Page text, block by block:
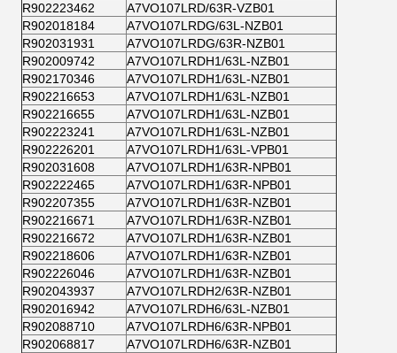
R902223462
A7VO107LRD/63R-VZB01
R902018184
A7VO107LRDG/63L-NZB01
R902031931
A7VO107LRDG/63R-NZB01
R902009742
A7VO107LRDH1/63L-NZB01
R902170346
A7VO107LRDH1/63L-NZB01
R902216653
A7VO107LRDH1/63L-NZB01
R902216655
A7VO107LRDH1/63L-NZB01
R902223241
A7VO107LRDH1/63L-NZB01
R902226201
A7VO107LRDH1/63L-VPB01
R902031608
A7VO107LRDH1/63R-NPB01
R902222465
A7VO107LRDH1/63R-NPB01
R902207355
A7VO107LRDH1/63R-NZB01
R902216671
A7VO107LRDH1/63R-NZB01
R902216672
A7VO107LRDH1/63R-NZB01
R902218606
A7VO107LRDH1/63R-NZB01
R902226046
A7VO107LRDH1/63R-NZB01
R902043937
A7VO107LRDH2/63R-NZB01
R902016942
A7VO107LRDH6/63L-NZB01
R902088710
A7VO107LRDH6/63R-NPB01
R902068817
A7VO107LRDH6/63R-NZB01